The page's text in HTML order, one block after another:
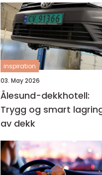
inspiration
03. May 2026
Ålesund-dekkhotell:
Trygg og smart
av dekk